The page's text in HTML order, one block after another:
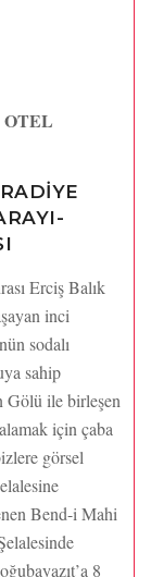
OTEL
Erciş Balık
inci
sodalı
sahip
Gölü ile birleşen
için çaba
görsel
Bend-i Mahi
8